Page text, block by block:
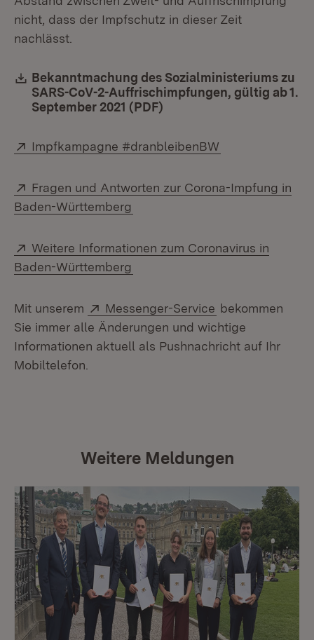
nicht, dass der Impfschutz in dieser Zeit
nachlässt.
Download:
Bekanntmachung des Sozialministeriums zu
SARS-CoV-2-Auffrischimpfungen, gültig ab 1.
September 2021 (PDF)
Extern:
Impfkampagne #dranbleibenBW
Extern:
Fragen und Antworten zur Corona-Impfung in
Baden-Württemberg
Extern:
Weitere Informationen zum Coronavirus in
Baden-Württemberg
Mit unserem Extern:
Messenger-Service (Öffnet in
bekommen
Sie immer alle Änderungen und wichtige
Informationen aktuell als Pushnachricht auf Ihr
Mobiltelefon.
Weitere Meldungen